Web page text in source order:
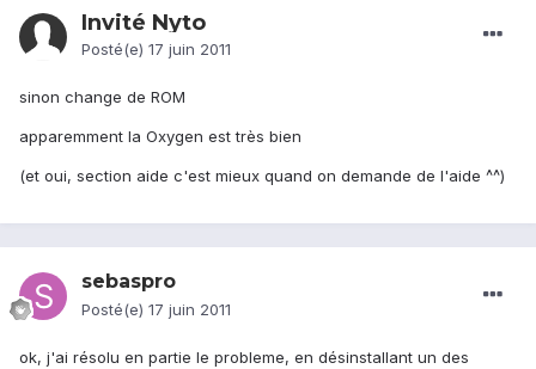
Invité Nyto
Posté(e) 17 juin 2011
sinon change de ROM
apparemment la Oxygen est très bien
(et oui, section aide c'est mieux quand on demande de l'aide ^^)
sebaspro
Posté(e) 17 juin 2011
ok, j'ai résolu en partie le probleme, en désinstallant un des